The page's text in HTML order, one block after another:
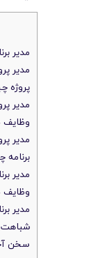
مدیر
مدیر
پروژه
مدیر
وظایف
مدیر
مدیر
وظایف
مدیر
شباهت
سخن